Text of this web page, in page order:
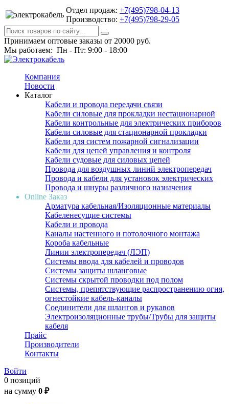
Отдел продаж: +7(495)798-04-13
Производство: +7(495)798-29-05
Принимаем оптовые заказы от 20000 руб.
Мы работаем: Пн - Пт: 9:00 - 18:00
Компания
Новости
Каталог
Кабели и провода передачи связи
Кабели силовые для прокладки нестационарной
Кабели контрольные для электрических приборов
Кабели силовые для стационарной прокладки
Кабели для систем пожарной сигнализации
Кабели для цепей управления и контроля
Кабели судовые для силовых цепей
Провода для воздушных линий электропередач
Провода и кабели для установок электрических
Провода и шнуры различного назначения
Online Заказ
Арматура кабельная/Изоляционные материалы
Кабеленесущие системы
Кабели и провода
Каналы настенного и потолочного монтажа
Короба кабельные
Линии электропередач (ЛЭП)
Системы ввода для кабелей и проводов
Системы защиты шланговые
Системы скрытой проводки под полом
Системы, препятствующие распространению огня,
огнестойкие кабель-каналы
Соединители для шлангов и рукавов
Электроизоляционные трубы/Трубы для защиты
кабеля
Прайс
Производители
Контакты
Войти
0 позиций
на сумму 0 ₽